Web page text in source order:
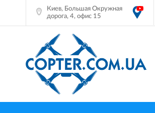
Киев, Большая Окружная
дорога, 4, офис 15